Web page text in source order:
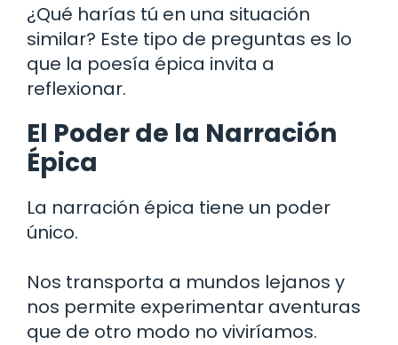
¿Qué harías tú en una situación
similar? Este tipo de preguntas es lo
que la poesía épica invita a
reflexionar.
El Poder de la Narración
Épica
La narración épica tiene un poder
único.
Nos transporta a mundos lejanos y
nos permite experimentar aventuras
que de otro modo no viviríamos.